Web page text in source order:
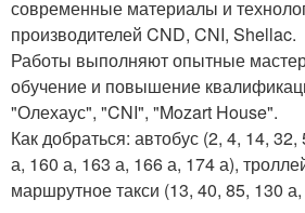
современные материалы и
производителей CND, CNI, Shellac.
Работы выполняют опытные
обучение и повышение
"Олехаус", "CNI", "Mozart House".
Как добраться: автобус (2, 4, 14,
а, 160 а, 163 а, 166 а, 174 а),
маршрутное такси (13, 40, 85, 130